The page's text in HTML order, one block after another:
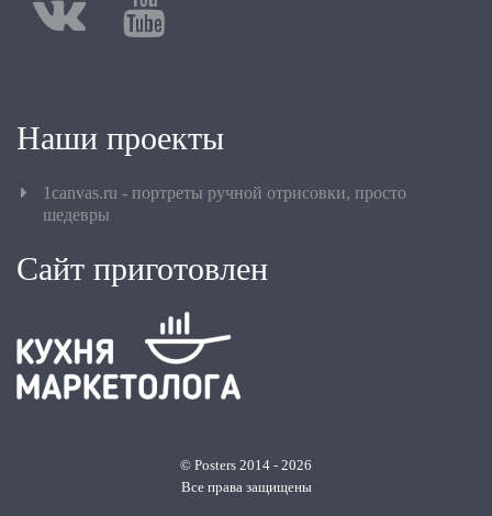
Наши проекты
1canvas.ru - портреты ручной отрисовки, просто
шедевры
Сайт приготовлен
© Posters 2014 - 2026
Все права защищены